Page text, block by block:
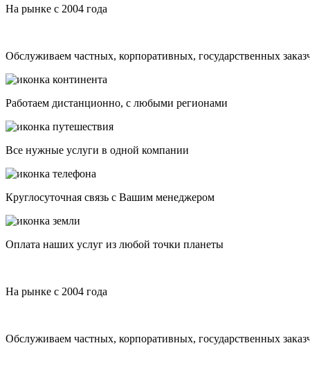
На рынке с 2004 года
Обслуживаем частных, корпоративных, государственных
Работаем дистанционно, с любыми регионами
Все нужные услуги в одной компании
Круглосуточная связь с Вашим менеджером
Оплата наших услуг из любой точки планеты
На рынке с 2004 года
Обслуживаем частных, корпоративных, государственных